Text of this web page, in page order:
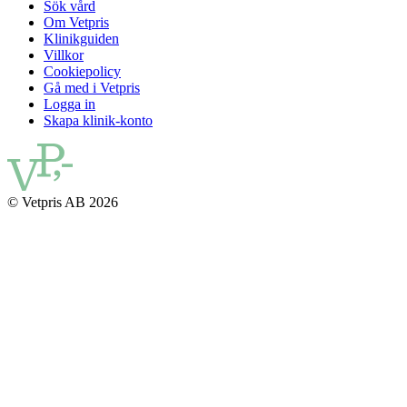
Sök vård
Om Vetpris
Klinikguiden
Villkor
Cookiepolicy
Gå med i Vetpris
Logga in
Skapa klinik-konto
© Vetpris AB 2026